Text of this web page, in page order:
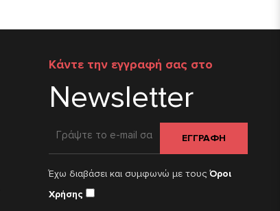
Κάντε την εγγραφή σας στο
Newsletter
ΕΓΓΡΑΦΗ
Έχω διαβάσει και συμφωνώ με τους Όροι
Χρήσης